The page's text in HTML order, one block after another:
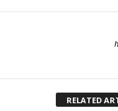
RELATED